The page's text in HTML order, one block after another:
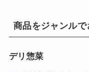
商品をジャンル
デリ惣菜